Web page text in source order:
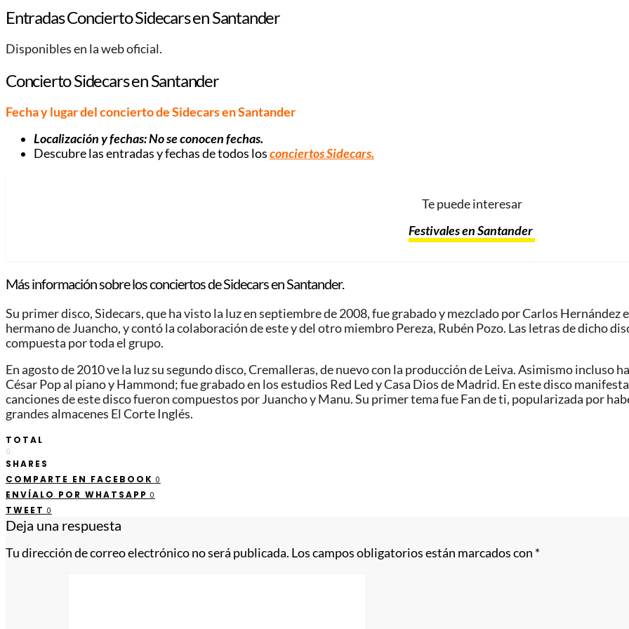
Entradas Concierto Sidecars en Santander
Disponibles en la web oficial.
Concierto Sidecars en Santander
Fecha y lugar del concierto de Sidecars en Santander
Localización y fechas: No se conocen fechas.
Descubre las entradas y fechas de todos losconciertos Sidecars.
Te puede interesar
Festivales en Santander
Más información sobre los conciertos de Sidecars en Santander.
Su primer disco, Sidecars, que ha visto la luz en septiembre de 2008, fue grabado y mezclado por Carlos
hermano de Juancho, y contó la colaboración de este y del otro miembro Pereza, Rubén Pozo. Las letras de dicho
compuesta por toda el grupo.
En agosto de 2010 ve la luz su segundo disco, Cremalleras, de nuevo con la producción de Leiva. Asimismo incluso
César Pop al piano y Hammond; fue grabado en los estudios Red Led y Casa Dios de Madrid. En este disco
canciones de este disco fueron compuestos por Juancho y Manu. Su primer tema fue Fan de ti, popularizada por
grandes almacenes El Corte Inglés.
TOTAL
0
SHARES
COMPARTE EN FACEBOOK 0
ENVÍALO POR WHATSAPP 0
TWEET 0
Deja una respuesta
Tu dirección de correo electrónico no será publicada. Los campos obligatorios están marcados con *